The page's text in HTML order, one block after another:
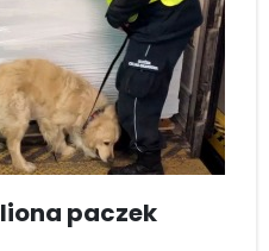
paczek